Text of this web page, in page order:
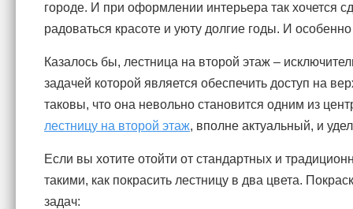
городе. И при оформлении интерьера так хочется
радоваться красоте и уюту долгие годы. И
Казалось бы, лестница на второй этаж –
задачей которой является обеспечить доступ на
таковы, что она невольно становится одним из
лестницу на второй этаж, вполне актуальный, и
Если вы хотите отойти от стандартных и
такими, как покрасить лестницу в два цвета.
задач: